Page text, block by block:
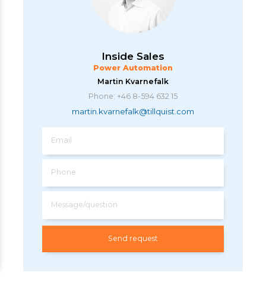
Inside Sales
Power Automation
Martin Kvarnefalk
Phone: +46 8-594 632 15
martin.kvarnefalk@tillquist.com
Email
Phone
Message/question